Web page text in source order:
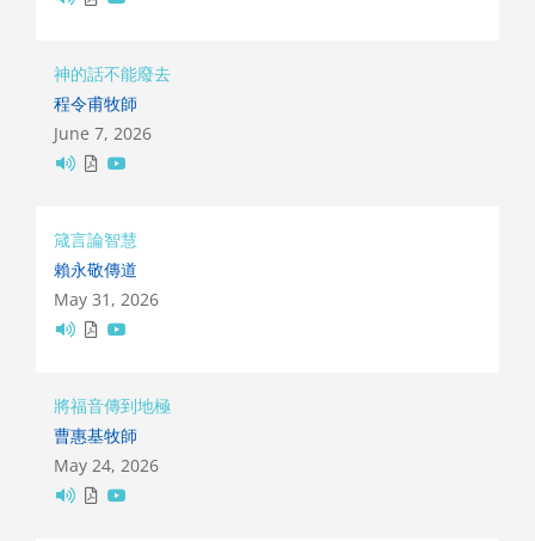
神的話不能廢去
程令甫牧師
June 7, 2026
箴言論智慧
賴永敬傳道
May 31, 2026
將福音傳到地極
曹惠基牧師
May 24, 2026